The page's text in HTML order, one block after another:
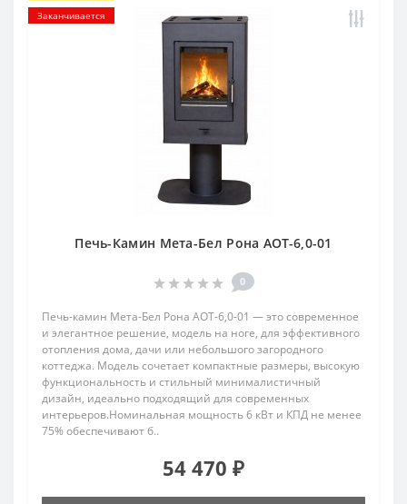
Заканчивается
Печь-Камин Мета-Бел Рона АОТ-6,0-01
0
Печь-камин Мета-Бел Рона АОТ-6,0-01 — это современное
и элегантное решение, модель на ноге, для эффективного
отопления дома, дачи или небольшого загородного
коттеджа. Модель сочетает компактные размеры, высокую
функциональность и стильный минималистичный
дизайн, идеально подходящий для современных
интерьеров.Номинальная мощность 6 кВт и КПД не менее
75% обеспечивают б..
54 470 ₽